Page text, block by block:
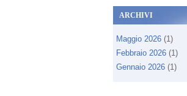
ARCHIVI
Maggio 2026 (1)
Febbraio 2026 (1)
Gennaio 2026 (1)